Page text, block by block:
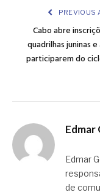
PREVIOUS
Cabo abre
quadrilhas juninas
participarem do
Edmar
Edmar
de